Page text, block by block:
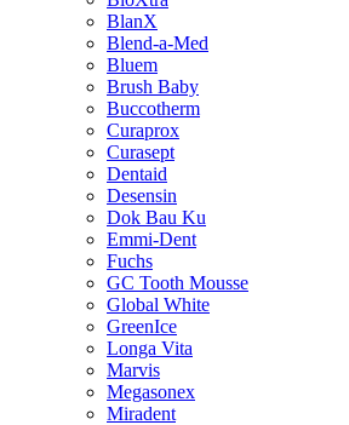
BlanX
Blend-a-Med
Bluem
Brush Baby
Buccotherm
Curaprox
Curasept
Dentaid
Desensin
Dok Bau Ku
Emmi-Dent
Fuchs
GC Tooth Mousse
Global White
GreenIce
Longa Vita
Marvis
Megasonex
Miradent